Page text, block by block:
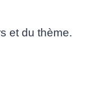
et du thème.